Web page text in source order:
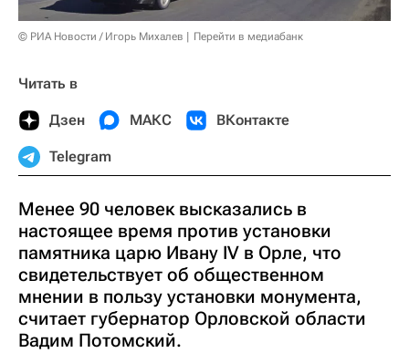
© РИА Новости / Игорь Михалев Перейти в медиабанк
Читать в
Дзен МАКС ВКонтакте
Telegram
Менее 90 человек высказались в
настоящее время против установки
памятника царю Ивану IV в Орле, что
свидетельствует об общественном
мнении в пользу установки монумента,
считает губернатор Орловской области
Вадим Потомский.